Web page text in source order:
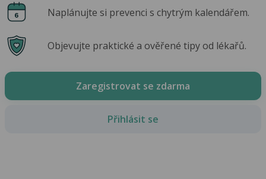
Naplánujte si prevenci s chytrým kalendářem.
Objevujte praktické a ověřené tipy od lékařů.
Zaregistrovat se zdarma
Přihlásit se